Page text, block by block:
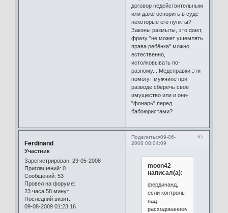
договор недействительным
или даже оспорить в суде
некоторые его пункты?
Законы размыты, это факт,
фразу "не может ущемлять
права ребёнка" можно,
естественно,
истолковывать по-
разному... Медсправки эти
помогут мужчине при
разводе сберечь своё
имущество или и они-
"фонарь" перед
бабоюристами?
Поделиться 65
09-06-
2008 08:04:09
Ferdinand
Участник
Зарегистрирован: 29-05-2008
Приглашений: 0
Сообщений: 53
Провел на форуме:
23 часа 58 минут
Последний визит:
09-08-2009 01:23:16
moon42
написал(а):
фердинанд,
если контроль
над
расходованием